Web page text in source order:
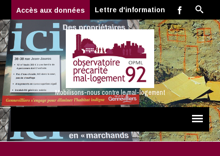
Accès aux données Lettre d'information
Mobilisons-nous contre le mal-logement